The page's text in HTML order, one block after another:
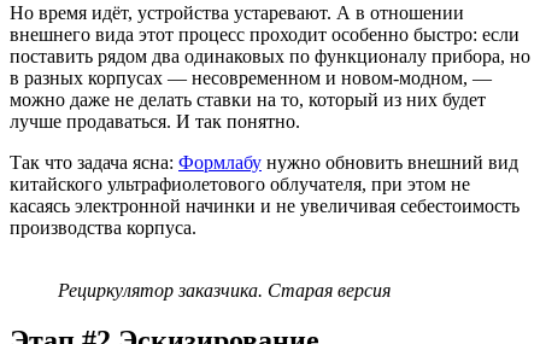
Но время идёт, устройства устаревают. А в отношении
внешнего вида этот процесс проходит особенно быстро: если
поставить рядом два одинаковых по функционалу прибора, но
в разных корпусах — несовременном и новом-модном, —
можно даже не делать ставки на то, который из них будет
лучше продаваться. И так понятно.
Так что задача ясна: Формлабу нужно обновить внешний вид
китайского ультрафиолетового облучателя, при этом не
касаясь электронной начинки и не увеличивая себестоимость
производства корпуса.
Рециркулятор заказчика. Старая версия